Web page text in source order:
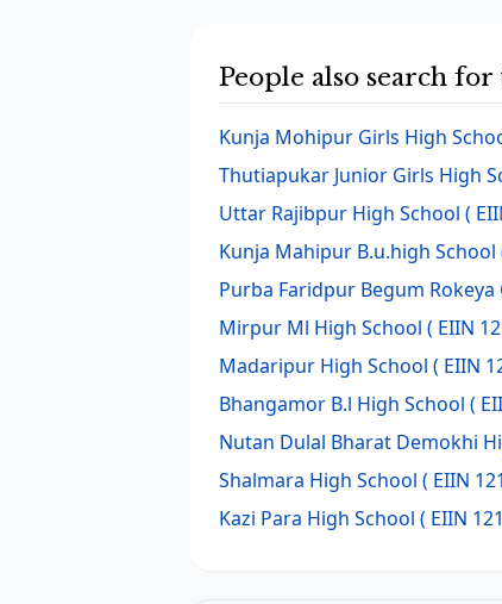
People also search
Kunja Mohipur Girls High
Thutiapukar Junior Girls High
Uttar Rajibpur High School (
Kunja Mahipur B.u.high School
Purba Faridpur Begum
Mirpur Ml High School ( EIIN
Madaripur High School ( EIIN
Bhangamor B.l High School (
Nutan Dulal Bharat Demokhi
Shalmara High School ( EIIN
Kazi Para High School ( EIIN